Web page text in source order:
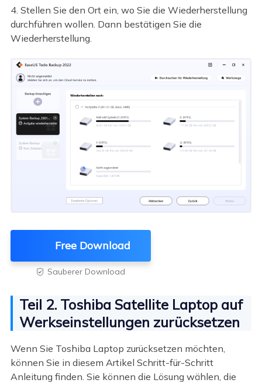
4. Stellen Sie den Ort ein, wo Sie die Wiederherstellung
durchführen wollen. Dann bestätigen Sie die
Wiederherstellung.
Free Download
 Sauberer Download
Teil 2. Toshiba Satellite Laptop auf
Werkseinstellungen zurücksetzen
Wenn Sie Toshiba Laptop zurücksetzen möchten,
können Sie in diesem Artikel Schritt-für-Schritt
Anleitung finden. Sie können die Lösung wählen, die